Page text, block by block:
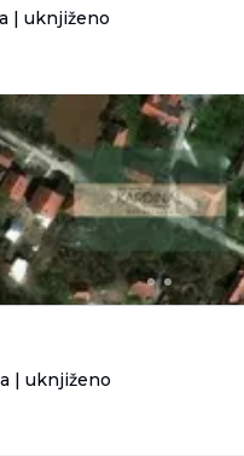
| uknjiženo
| uknjiženo